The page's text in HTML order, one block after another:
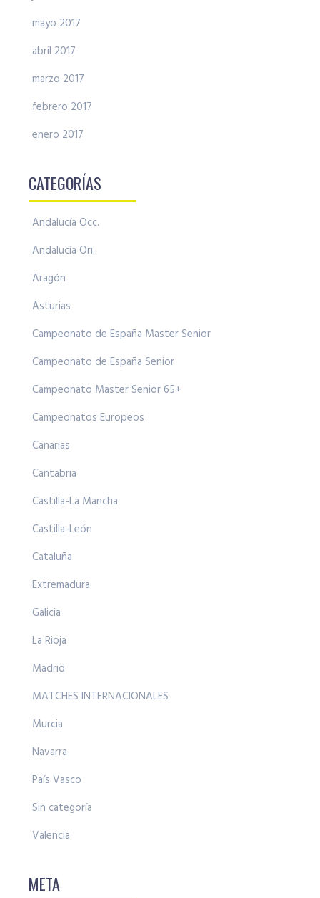
mayo 2017
abril 2017
marzo 2017
febrero 2017
enero 2017
CATEGORÍAS
Andalucía Occ.
Andalucía Ori.
Aragón
Asturias
Campeonato de España Master Senior
Campeonato de España Senior
Campeonato Master Senior 65+
Campeonatos Europeos
Canarias
Cantabria
Castilla-La Mancha
Castilla-León
Cataluña
Extremadura
Galicia
La Rioja
Madrid
MATCHES INTERNACIONALES
Murcia
Navarra
País Vasco
Sin categoría
Valencia
META